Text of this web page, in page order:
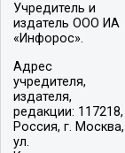
Учредитель и
издатель ООО ИА
«Инфорос».
Адрес
учредителя,
издателя,
редакции: 117218,
Россия, г. Москва,
ул.